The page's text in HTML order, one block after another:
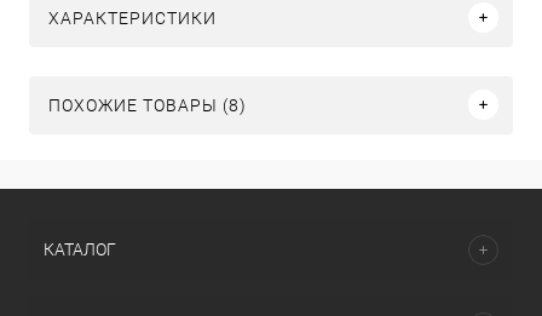
ХАРАКТЕРИСТИКИ
ПОХОЖИЕ ТОВАРЫ (8)
КАТАЛОГ